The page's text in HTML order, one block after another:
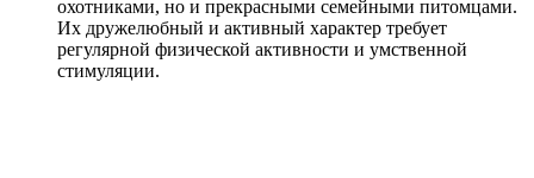
охотниками, но и прекрасными семейными питомцами.
Их дружелюбный и активный характер требует
регулярной физической активности и умственной
стимуляции.